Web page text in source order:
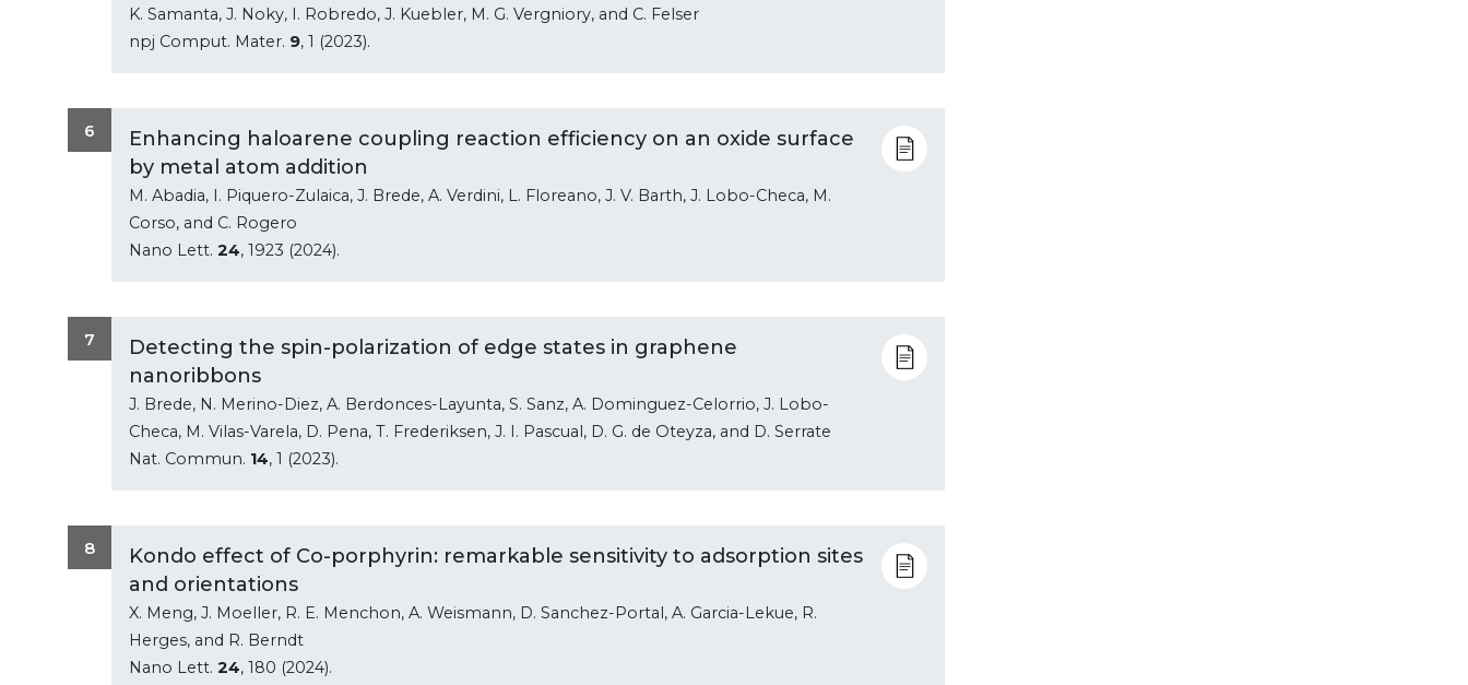
K. Samanta, J. Noky, I. Robredo, J. Kuebler, M. G. Vergniory, and C. Felser
npj Comput. Mater. 9, 1 (2023).
6
Enhancing haloarene coupling reaction efficiency on an oxide surface
by metal atom addition
M. Abadia, I. Piquero-Zulaica, J. Brede, A. Verdini, L. Floreano, J. V. Barth, J. Lobo-Checa, M.
Corso, and C. Rogero
Nano Lett. 24, 1923 (2024).
7
Detecting the spin-polarization of edge states in graphene
nanoribbons
J. Brede, N. Merino-Diez, A. Berdonces-Layunta, S. Sanz, A. Dominguez-Celorrio, J. Lobo-
Checa, M. Vilas-Varela, D. Pena, T. Frederiksen, J. I. Pascual, D. G. de Oteyza, and D. Serrate
Nat. Commun. 14, 1 (2023).
8
Kondo effect of Co-porphyrin: remarkable sensitivity to adsorption sites
and orientations
X. Meng, J. Moeller, R. E. Menchon, A. Weismann, D. Sanchez-Portal, A. Garcia-Lekue, R.
Herges, and R. Berndt
Nano Lett. 24, 180 (2024).